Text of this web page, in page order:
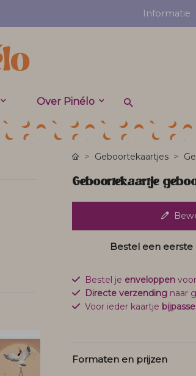
Informatie
Over Pinélo
Geboortekaartjes
Geboortekaartje
Bestel een
Bestel je enveloppen
Directe verzendingnaar
Voor ieder kaartje
Formaten en prijzen